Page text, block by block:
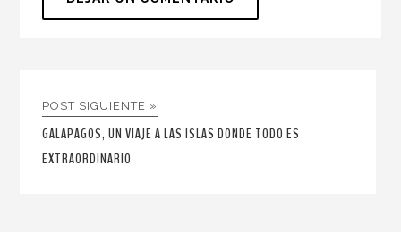
POST SIGUIENTE »
GALÁPAGOS, UN VIAJE A LAS ISLAS DONDE TODO ES
EXTRAORDINARIO